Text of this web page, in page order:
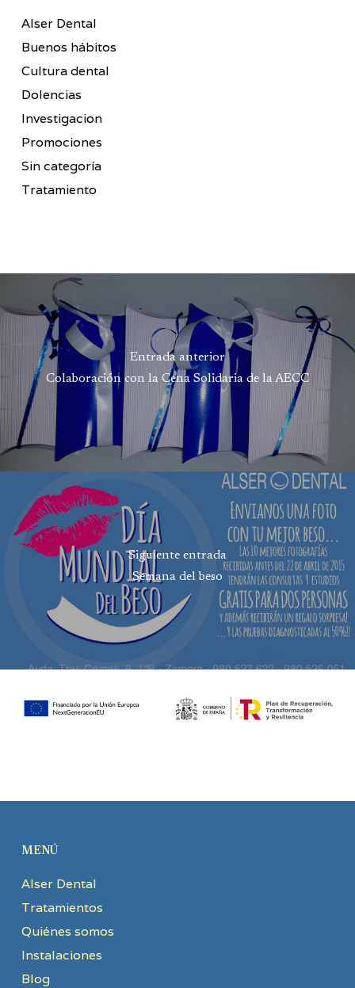
Alser Dental
Buenos hábitos
Cultura dental
Dolencias
Investigacion
Promociones
Sin categoría
Tratamiento
Entrada anterior
Colaboración con la Cena Solidaria de la AECC
Siguiente entrada
Semana del beso
MENÚ
Alser Dental
Tratamientos
Quiénes somos
Instalaciones
Blog